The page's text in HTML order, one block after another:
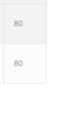
80
80